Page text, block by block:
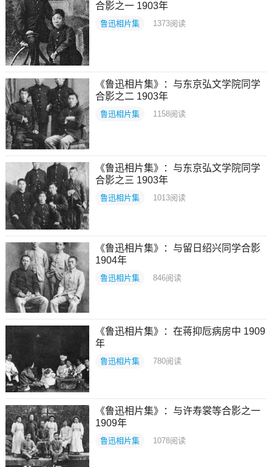
合影之一 1903年
鲁迅相片集 1373阅读
《鲁迅相片集》：与东京弘文学院同学
合影之二 1903年
鲁迅相片集 1158阅读
《鲁迅相片集》：与东京弘文学院同学
合影之三 1903年
鲁迅相片集 1013阅读
《鲁迅相片集》：与留日绍兴同学合影
1904年
鲁迅相片集 846阅读
《鲁迅相片集》：在蒋抑卮病房中 1909
年
鲁迅相片集 780阅读
《鲁迅相片集》：与许寿裳等合影之一
1909年
鲁迅相片集 1078阅读